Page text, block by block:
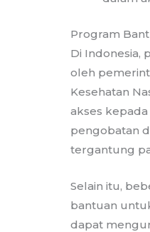
Program
Di Indonesia,
oleh
Kesehatan
akses
pengobatan
tergantung
Selain itu,
bantuan
dapat